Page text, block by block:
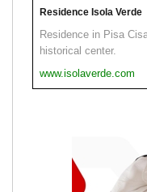
Residence Isola Verde
Residence in Pisa
historical center.
www.isolaverde.com